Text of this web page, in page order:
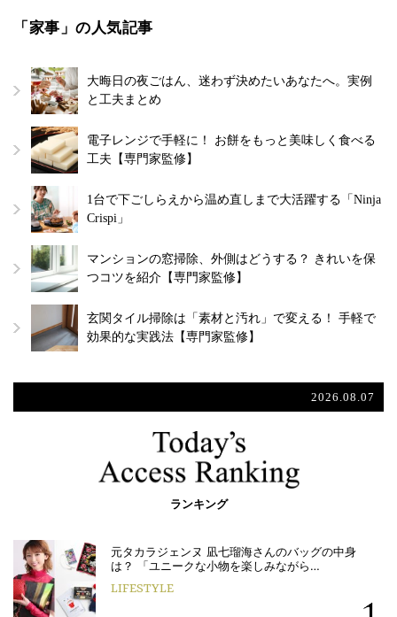
「家事」の人気記事
大晦日の夜ごはん、迷わず決めたいあなたへ。実例
と工夫まとめ
電子レンジで手軽に！ お餅をもっと美味しく食べる
工夫【専門家監修】
1台で下ごしらえから温め直しまで大活躍する「Ninja
Crispi」
マンションの窓掃除、外側はどうする？ きれいを保
つコツを紹介【専門家監修】
玄関タイル掃除は「素材と汚れ」で変える！ 手軽で
効果的な実践法【専門家監修】
2026.08.07
ランキング
元タカラジェンヌ 凪七瑠海さんのバッグの中身
は？ 「ユニークな小物を楽しみながら…
LIFESTYLE